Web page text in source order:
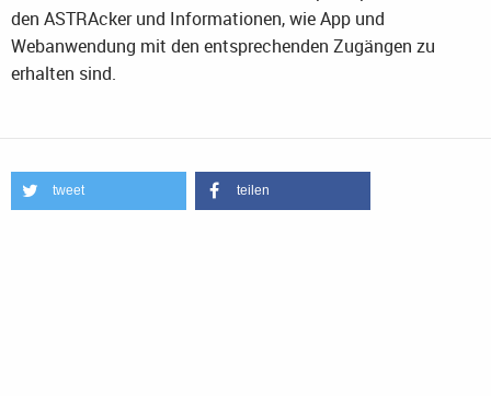
den ASTRAcker und Informationen, wie App und
Webanwendung mit den entsprechenden Zugängen zu
erhalten sind.
tweet teilen